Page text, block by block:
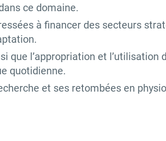
ce domaine.
à financer des secteurs
que l’appropriation et l’utilisation
quotidienne.
et ses retombées en